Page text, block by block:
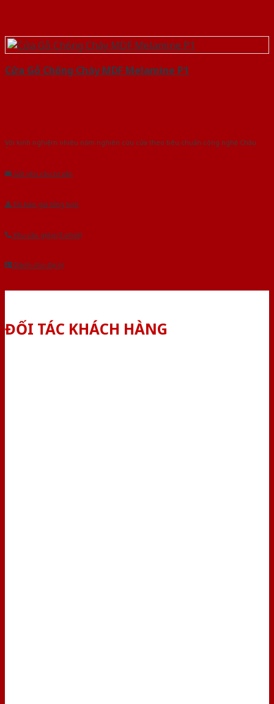
Cửa Gỗ Chống Cháy MDF Melamine P1
Với kinh nghiệm nhiêu năm nghiên cứu cửa theo tiêu chuẩn công nghệ Châu
Gửi yêu cầu tư vấn
Tải báo giá tổng hợp
Yêu cầu gọi lại (3 phút)
Dành cho đại lý
ĐỐI TÁC KHÁCH HÀNG